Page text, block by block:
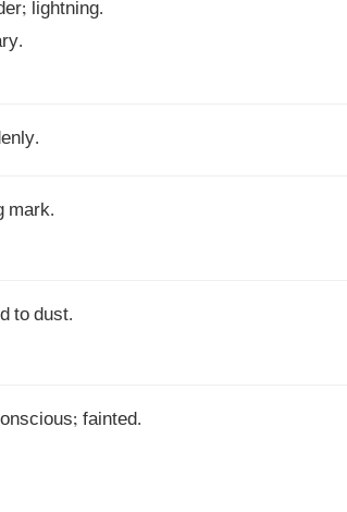
to dust.
fainted.